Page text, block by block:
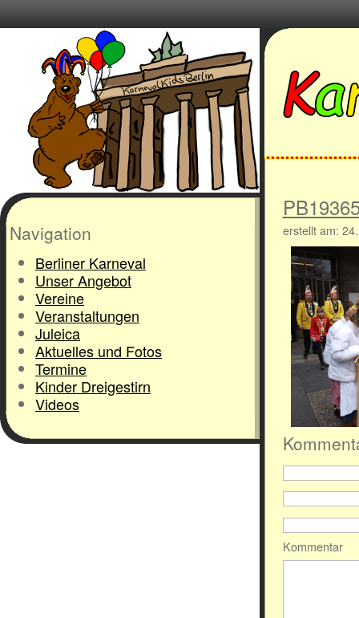
Navigation
Berliner Karneval
Unser Angebot
Vereine
Veranstaltungen
Juleica
Aktuelles und Fotos
Termine
Kinder Dreigestirn
Videos
erstellt am:
Kommentar